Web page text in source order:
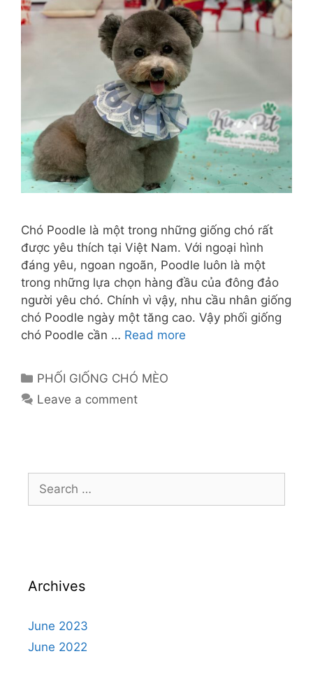
Chó Poodle là một trong những giống chó rất
được yêu thích tại Việt Nam. Với ngoại hình
đáng yêu, ngoan ngoãn, Poodle luôn là một
trong những lựa chọn hàng đầu của đông đảo
người yêu chó. Chính vì vậy, nhu cầu nhân giống
chó Poodle ngày một tăng cao. Vậy phối giống
chó Poodle cần … Read more
Categories
PHỐI GIỐNG CHÓ MÈO
Leave a comment
for:
Archives
June 2023
June 2022